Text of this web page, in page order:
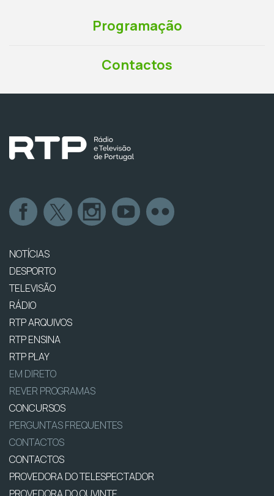
Programação
Contactos
NOTÍCIAS
DESPORTO
TELEVISÃO
RÁDIO
RTP ARQUIVOS
RTP ENSINA
RTP PLAY
EM DIRETO
REVER PROGRAMAS
CONCURSOS
PERGUNTAS FREQUENTES
CONTACTOS
CONTACTOS
PROVEDORA DO TELESPECTADOR